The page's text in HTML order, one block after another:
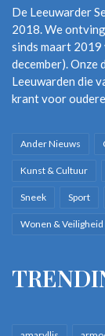
De Leeuwarder
2018. We
sinds maart 2019
december). Onze
Leeuwarden die
krant voor
Ander Nieuws
Kunst & Cultuur
Sneek Sport
Wonen & Veiligheid